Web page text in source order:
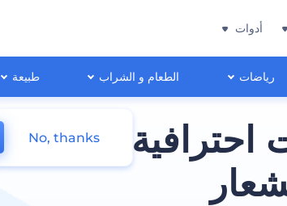
رياضات الطعام و الشراب طبيعة
أدوات
احترافية
No, thanks